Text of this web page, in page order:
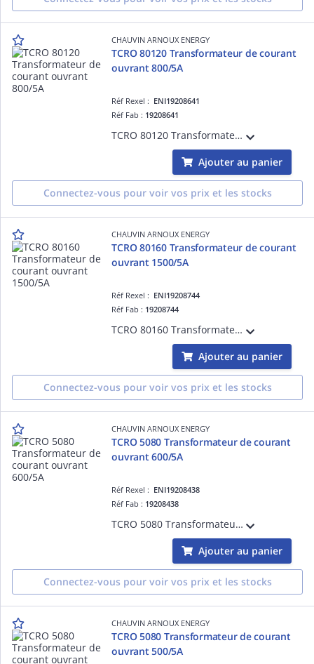
CHAUVIN ARNOUX ENERGY
TCRO 80120 Transformateur de courant
ouvrant 800/5A
Réf Rexel : ENI19208641
Réf Fab : 19208641
TCRO 80120 Transformateur de courant ouvrant à passage de barre 80x120mm - Rapport de transformation 800/5A
Ajouter au panier
Connectez-vous pour voir vos prix et les stocks
CHAUVIN ARNOUX ENERGY
TCRO 80160 Transformateur de courant
ouvrant 1500/5A
Réf Rexel : ENI19208744
Réf Fab : 19208744
TCRO 80160 Transformateur de courant ouvrant à passage de barre 80x160mm - Rapport de transformation 1500/5A
Ajouter au panier
Connectez-vous pour voir vos prix et les stocks
CHAUVIN ARNOUX ENERGY
TCRO 5080 Transformateur de courant
ouvrant 600/5A
Réf Rexel : ENI19208438
Réf Fab : 19208438
TCRO 5080 Transformateur de courant ouvrant à passage de barre 50x80mm - Rapport de transformation 600/5A
Ajouter au panier
Connectez-vous pour voir vos prix et les stocks
CHAUVIN ARNOUX ENERGY
TCRO 5080 Transformateur de courant
ouvrant 500/5A